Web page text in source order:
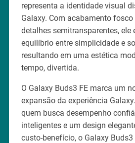
representa a identidade visual
Galaxy. Com acabamento
detalhes semitransparentes, ele
equilíbrio entre simplicidade e
resultando em uma estética
tempo, divertida.
O Galaxy Buds3 FE marca um
expansão da experiência
quem busca desempenho
inteligentes e um design
custo-benefício, o Galaxy